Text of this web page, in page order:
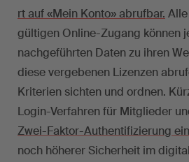
rt auf «Mein Konto» abrufbar.
gültigen Online-Zugang können
nachgeführten Daten zu ihren
diese vergebenen Lizenzen
Kriterien sichten und ordnen.
Login-Verfahren für Mitglieder
Zwei-Faktor-Authentifizierung
noch höherer Sicherheit im